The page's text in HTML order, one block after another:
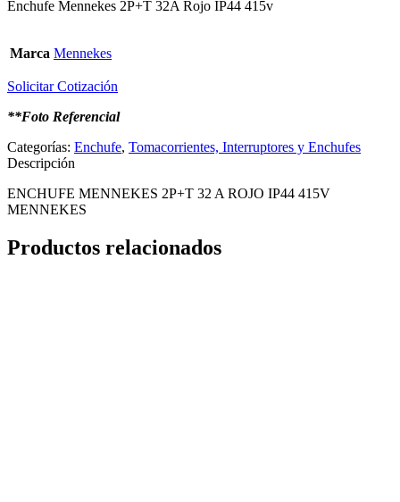
Enchufe Mennekes 2P+T 32A Rojo IP44 415v
Marca Mennekes
Solicitar Cotización
**Foto Referencial
Categorías: Enchufe, Tomacorrientes, Interruptores y Enchufes
Descripción
ENCHUFE MENNEKES 2P+T 32 A ROJO IP44 415V
MENNEKES
Productos relacionados